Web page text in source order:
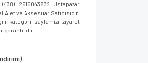
2615043832 Ustapazar
ve Aksesuar Satıcısıdır.
kategori sayfamızı ziyaret
garantilidir.